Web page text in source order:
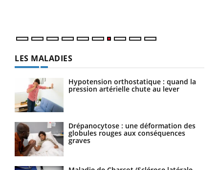
LES MALADIES
Hypotension orthostatique : quand la
pression artérielle chute au lever
Drépanocytose : une déformation des
globules rouges aux conséquences
graves